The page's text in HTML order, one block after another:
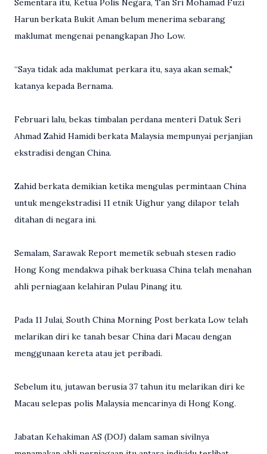
Sementara itu, Ketua Polis Negara, Tan Sri Mohamad Fuzi
Harun berkata Bukit Aman belum menerima sebarang
maklumat mengenai penangkapan Jho Low.
“Saya tidak ada maklumat perkara itu, saya akan semak,"
katanya kepada Bernama.
Februari lalu, bekas timbalan perdana menteri Datuk Seri
Ahmad Zahid Hamidi berkata Malaysia mempunyai perjanjian
ekstradisi dengan China.
Zahid berkata demikian ketika mengulas permintaan China
untuk mengekstradisi 11 etnik Uighur yang dilapor telah
ditahan di negara ini.
Semalam, Sarawak Report memetik sebuah stesen radio
Hong Kong mendakwa pihak berkuasa China telah menahan
ahli perniagaan kelahiran Pulau Pinang itu.
Pada 11 Julai, South China Morning Post berkata Low telah
melarikan diri ke tanah besar China dari Macau dengan
menggunaan kereta atau jet peribadi.
Sebelum itu, jutawan berusia 37 tahun itu melarikan diri ke
Macau selepas polis Malaysia mencarinya di Hong Kong.
Jabatan Kehakiman AS (DOJ) dalam saman sivilnya